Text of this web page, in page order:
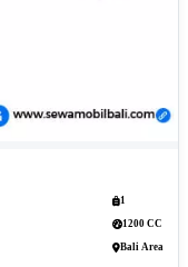
1
1200 CC
Bali Area